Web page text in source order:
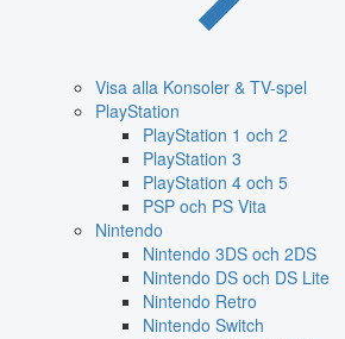
Visa alla Konsoler & TV-spel
PlayStation
PlayStation 1 och 2
PlayStation 3
PlayStation 4 och 5
PSP och PS Vita
Nintendo
Nintendo 3DS och 2DS
Nintendo DS och DS Lite
Nintendo Retro
Nintendo Switch